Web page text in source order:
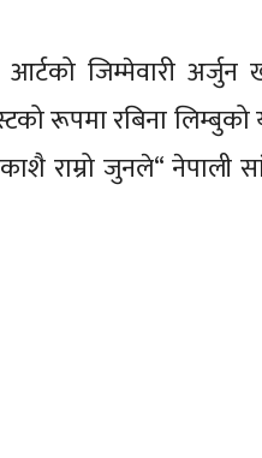
जिम्मेवारी
रूपमा रबिना लिम्बुको
राम्रो जुनले“ नेपाली